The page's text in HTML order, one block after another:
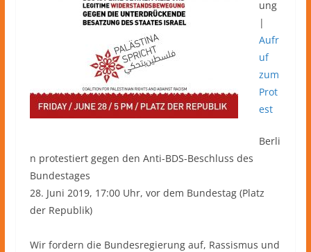
ung
|
Aufr
uf
zum
Prot
est
Berli
n protestiert gegen den Anti-BDS-Beschluss des
Bundestages
28. Juni 2019, 17:00 Uhr, vor dem Bundestag (Platz
der Republik)
Wir fordern die Bundesregierung auf, Rassismus und